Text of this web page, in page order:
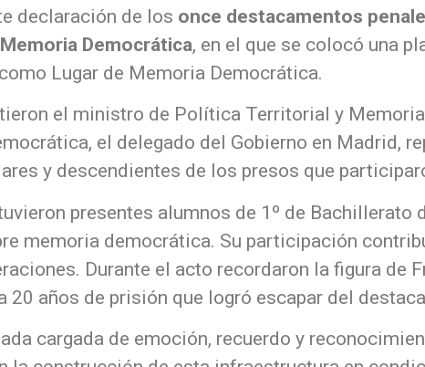
declaración de los once destacamentos
Democrática, en el que se colocó una
Lugar de Memoria Democrática.
el ministro de Política Territorial y
el delegado del Gobierno en Madrid,
y descendientes de los presos que
presentes alumnos de 1º de Bachillerato
memoria democrática. Su participación
Durante el acto recordaron la figura de
20 años de prisión que logró escapar del
cargada de emoción, recuerdo y